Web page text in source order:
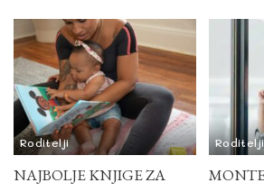
Roditelji
NAJBOLJE KNJIGE ZA
Roditelji